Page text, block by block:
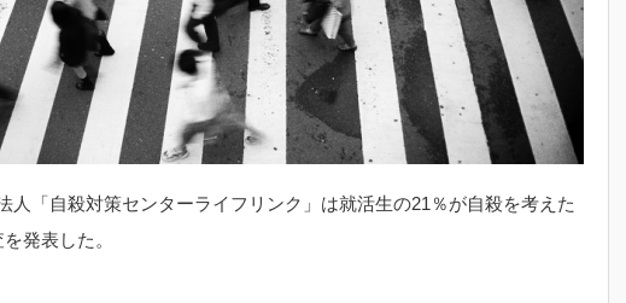
人「自殺対策センターライフリンク」は就活生の21％が自殺を考えた
発表した。